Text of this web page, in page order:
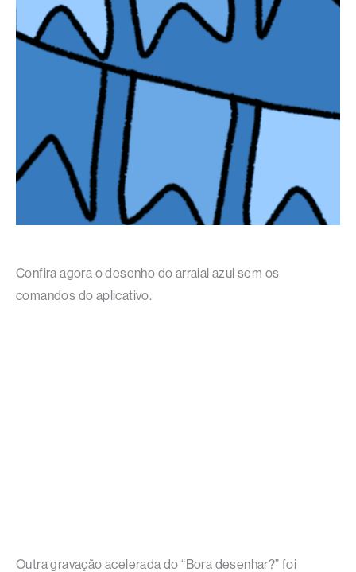
Confira agora o desenho do arraial azul sem os
comandos do aplicativo.
Outra gravação acelerada do “Bora desenhar?” foi